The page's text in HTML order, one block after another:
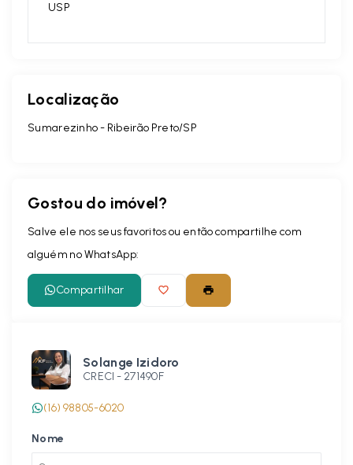
USP
Localização
Sumarezinho - Ribeirão Preto/SP
Gostou do imóvel?
Salve ele nos seus favoritos ou então compartilhe com
alguém no WhatsApp:
Compartilhar
Solange Izidoro
CRECI - 271490F
(16) 98805-6020
Nome